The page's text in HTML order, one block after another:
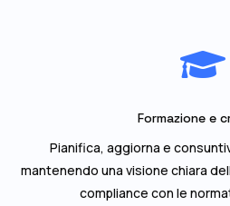

Formazione e
Pianifica, aggiorna e
mantenendo una visione chiara
compliance con le